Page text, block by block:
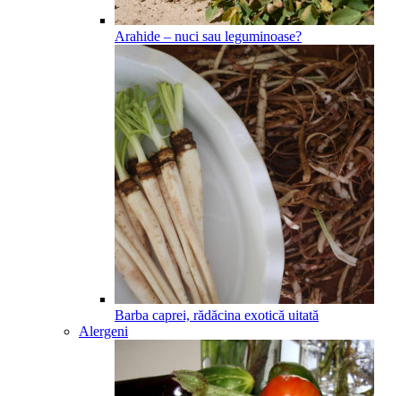
Arahide – nuci sau leguminoase?
Barba caprei, rădăcina exotică uitată
Alergeni